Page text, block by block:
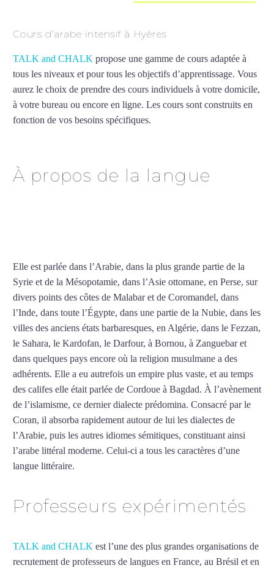
Cours d’arabe intensif à Hyères
TALK and CHALK propose une gamme de cours adaptée à
tous les niveaux et pour tous les objectifs d’apprentissage. Vous
aurez le choix de prendre des cours individuels à votre domicile,
à votre bureau ou encore en ligne. Les cours sont construits en
fonction de vos besoins spécifiques.
À propos de la langue
Elle est parlée dans l’Arabie, dans la plus grande partie de la
Syrie et de la Mésopotamie, dans l’Asie ottomane, en Perse, sur
divers points des côtes de Malabar et de Coromandel, dans
l’Inde, dans toute l’Égypte, dans une partie de la Nubie, dans les
villes des anciens états barbaresques, en Algérie, dans le Fezzan,
le Sahara, le Kardofan, le Darfour, à Bornou, à Zanguebar et
dans quelques pays encore où la religion musulmane a des
adhérents. Elle a eu autrefois un empire plus vaste, et au temps
des califes elle était parlée de Cordoue à Bagdad. À l’avènement
de l’islamisme, ce dernier dialecte prédomina. Consacré par le
Coran, il absorba rapidement autour de lui les dialectes de
l’Arabie, puis les autres idiomes sémitiques, constituant ainsi
l’arabe littéral moderne. Celui-ci a tous les caractères d’une
langue littéraire.
Professeurs expérimentés
TALK and CHALK est l’une des plus grandes organisations de
recrutement de professeurs de langues en France, au Brésil et en